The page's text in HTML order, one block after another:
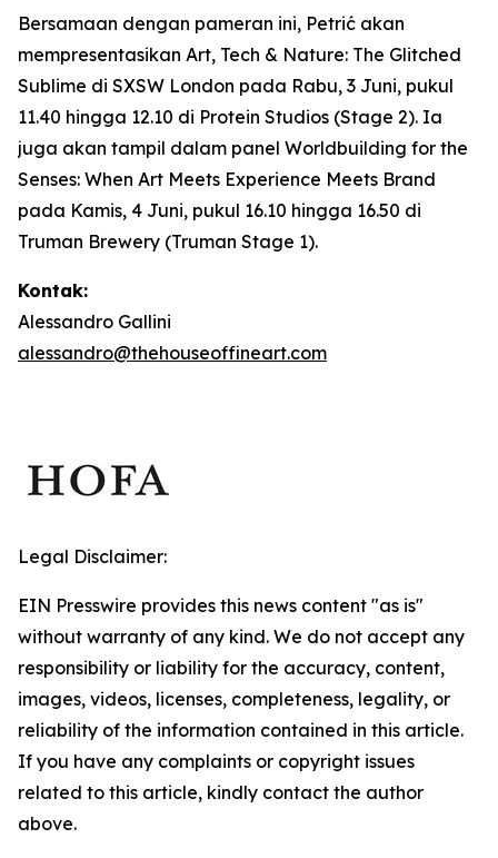
Bersamaan dengan pameran ini, Petrić akan
mempresentasikan Art, Tech & Nature: The Glitched
Sublime di SXSW London pada Rabu, 3 Juni, pukul
11.40 hingga 12.10 di Protein Studios (Stage 2). Ia
juga akan tampil dalam panel Worldbuilding for the
Senses: When Art Meets Experience Meets Brand
pada Kamis, 4 Juni, pukul 16.10 hingga 16.50 di
Truman Brewery (Truman Stage 1).
Kontak:
Alessandro Gallini
alessandro@thehouseoffineart.com
Legal Disclaimer:
EIN Presswire provides this news content "as is"
without warranty of any kind. We do not accept any
responsibility or liability for the accuracy, content,
images, videos, licenses, completeness, legality, or
reliability of the information contained in this article.
If you have any complaints or copyright issues
related to this article, kindly contact the author
above.